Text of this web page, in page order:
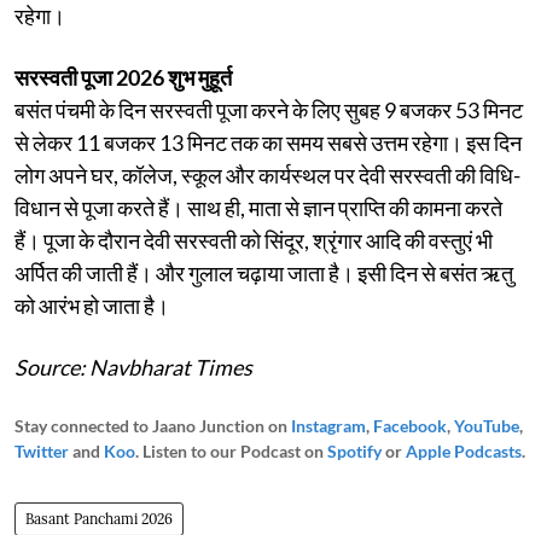
रहेगा।
सरस्वती पूजा 2026 शुभ मुहूर्त
बसंत पंचमी के दिन सरस्वती पूजा करने के लिए सुबह 9 बजकर 53 मिनट
से लेकर 11 बजकर 13 मिनट तक का समय सबसे उत्तम रहेगा। इस दिन
लोग अपने घर, कॉलेज, स्कूल और कार्यस्थल पर देवी सरस्वती की विधि-
विधान से पूजा करते हैं। साथ ही, माता से ज्ञान प्राप्ति की कामना करते
हैं। पूजा के दौरान देवी सरस्वती को सिंदूर, श्रृंगार आदि की वस्तुएं भी
अर्पित की जाती हैं। और गुलाल चढ़ाया जाता है। इसी दिन से बसंत ऋतु
को आरंभ हो जाता है।
Source: Navbharat Times
Stay connected to Jaano Junction on Instagram, Facebook,YouTube,
Twitterand Koo. Listen to our Podcast onSpotifyorApple Podcasts.
Basant Panchami 2026